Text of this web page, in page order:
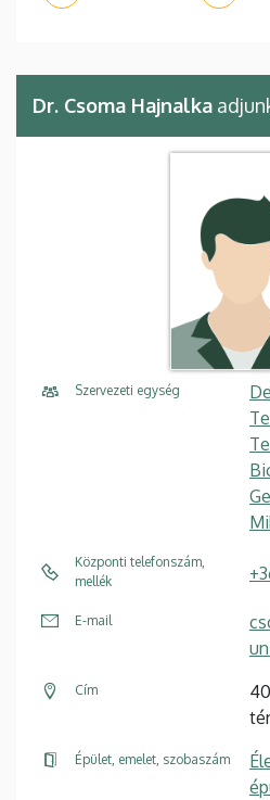
Dr. Csoma Hajnalka
Szervezeti egység
Központi telefonszám,
mellék
E-mail
Cím
Épület, emelet, szobaszám